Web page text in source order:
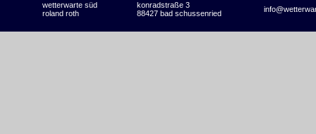
wetterwarte süd konradstraße 3
roland roth 88427 bad schussenried